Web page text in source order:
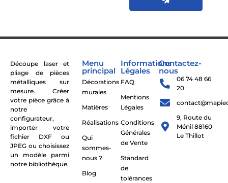
Découpe laser et
pliage de pièces
métalliques sur
mesure. Créer
votre pièce grâce à
notre
configurateur,
importer votre
fichier DXF ou
JPEG ou choisissez
un modèle parmi
notre bibliothèque.
Menu
principal
Décorations
murales
Matières
Réalisations
Qui
sommes-
nous ?
Blog
Informations
Légales
FAQ
Mentions
Légales
Conditions
Générales
de Vente
Standard
de
tolérances
Contactez-
nous
06 74 48 66
20
9, Route du
Ménil 88160
Le Thillot